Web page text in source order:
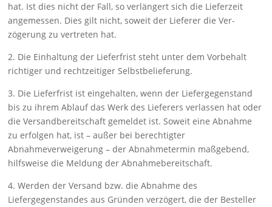
hat. Ist dies nicht der Fall, so verlängert sich die Lieferzeit
angemessen. Dies gilt nicht, soweit der Lieferer die Ver­
zögerung zu vertreten hat.
2. Die Einhaltung der Lieferfrist steht unter dem Vorbehalt
richti­ger und rechtzeitiger Selbstbelieferung.
3. Die Lieferfrist ist eingehalten, wenn der Liefergegenstand
bis zu ihrem Ablauf das Werk des Lieferers verlassen hat oder
die Ver­sandbereit­schaft gemeldet ist. Soweit eine Abnahme
zu erfolgen hat, ist – außer bei berechtigter
Abnahmeverweigerung – der Ab­nahmetermin maßge­bend,
hilfsweise die Meldung der Abnahmebe­reitschaft.
4. Werden der Versand bzw. die Abnahme des
Liefergegenstan­des aus Gründen verzögert, die der Besteller